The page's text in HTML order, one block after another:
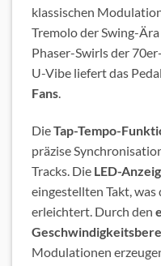
klassischen
Tremolo der Swing-
Phaser-Swirls der
U-Vibe liefert das
Fans.
DieTap-Tempo-
präzise
Tracks. Die LED-
eingestellten Takt,
erleichtert. Durch den
Modulationen